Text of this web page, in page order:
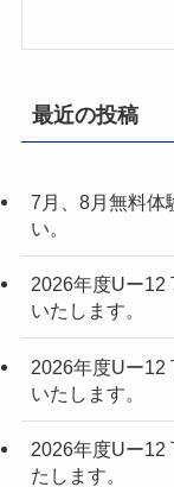
最近の投稿
7月、8月無料体
い。
2026年度Uー
いたします。
2026年度Uー
いたします。
2026年度Uー12
たします。